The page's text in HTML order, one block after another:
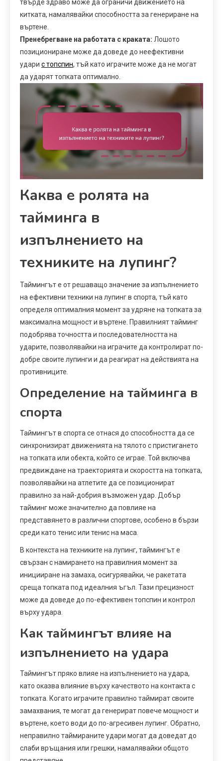
твърде здраво може да ограничи движението на
китката, намалявайки способността за генериране на
въртене.
Пренебрегване на работата с краката: Лошото
позициониране може да доведе до неефективни
удари с топспин, тъй като играчите може да не могат
да ударят топката оптимално.
Каква е ролята на
тайминга в
изпълнението на
техниките на лупинг?
Таймингът е от решаващо значение за изпълнението
на ефективни техники на лупинг в спорта, тъй като
определя оптималния момент за удряне на топката за
максимална мощност и въртене. Правилният тайминг
подобрява точността и последователността на
ударите, позволявайки на играчите да контролират по-
добре своите лупинги и да реагират на действията на
противниците.
Определение на тайминга в
спорта
Таймингът в спорта се отнася до способността да се
синхронизират движенията на тялото с пристигането
на топката или обекта, който се играе. Той включва
предвиждане на траекторията и скоростта на топката,
позволявайки на атлетите да се позиционират
правилно за най-добрия възможен удар. Добър
тайминг може значително да повлияе на
представянето в различни спортове, особено в бързи
среди като тенис или тенис на маса.
В контекста на техниките на лупинг, таймингът е
свързан с намирането на правилния момент за
иницииране на замаха, осигурявайки, че ракетата
среща топката под идеалния ъгъл. Тази прецизност
може да доведе до по-ефективен топспин и контрол
върху удара.
Как таймингът влияе на
изпълнението на удара
Таймингът пряко влияе на изпълнението на удара,
като оказва влияние върху качеството на контакта с
топката. Когато играчите правилно таймират своите
замахвания, те могат да генерират повече мощност и
въртене, което води до по-агресивен лупинг. Обратно,
неправилно таймираните удари могат да доведат до
слаби връщания или грешки, намалявайки общото